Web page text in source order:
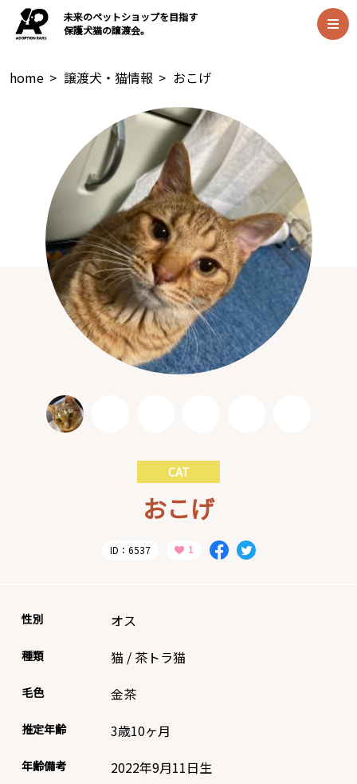
未来のペットショップを目指す
保護犬猫の譲渡会。
home > 譲渡犬・猫情報 > おこげ
CAT
おこげ
ID：6537
性別 オス
種類 猫 / 茶トラ猫
毛色 金茶
推定年齢 3歳10ヶ月
年齢備考 2022年9月11日生